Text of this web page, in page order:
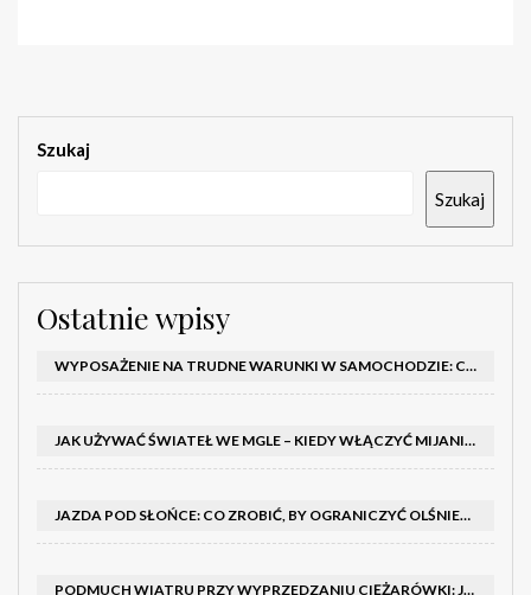
Szukaj
Szukaj
Ostatnie wpisy
WYPOSAŻENIE NA TRUDNE WARUNKI W SAMOCHODZIE: CO MIEĆ ZIMĄ, W TRASIE I NA WYPADEK AWARII
JAK UŻYWAĆ ŚWIATEŁ WE MGLE – KIEDY WŁĄCZYĆ MIJANIA I PRZECIWMGIELNE ORAZ CZEGO NIE ROBIĆ
JAZDA POD SŁOŃCE: CO ZROBIĆ, BY OGRANICZYĆ OLŚNIENIE I POPRAWIĆ WIDOCZNOŚĆ
PODMUCH WIATRU PRZY WYPRZEDZANIU CIĘŻARÓWKI: JAK UTRZYMAĆ TOR JAZDY I OPANOWAĆ AUTO